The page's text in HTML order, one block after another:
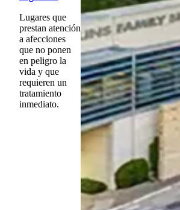
Lugares que
prestan atención
a afecciones
que no ponen
en peligro la
vida y que
requieren un
tratamiento
inmediato.